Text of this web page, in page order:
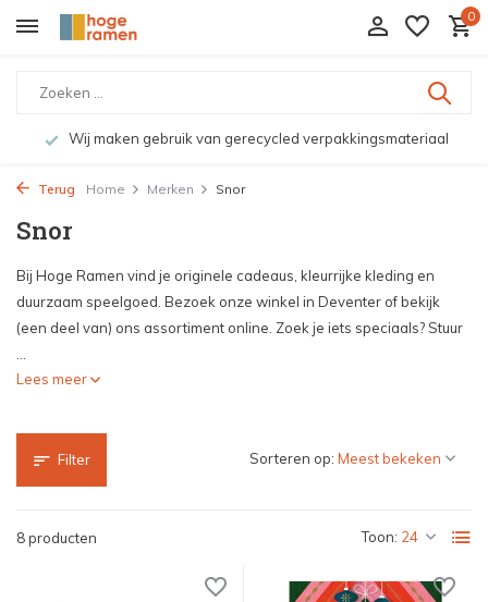
0
Wij maken gebruik van gerecycled verpakkingsmateriaal
Terug Home Merken Snor
Snor
Bij Hoge Ramen vind je originele cadeaus, kleurrijke kleding en
duurzaam speelgoed. Bezoek onze winkel in Deventer of bekijk
(een deel van) ons assortiment online. Zoek je iets speciaals? Stuur
Lees meer
Filter
8 producten Toon:
Sorteren op: